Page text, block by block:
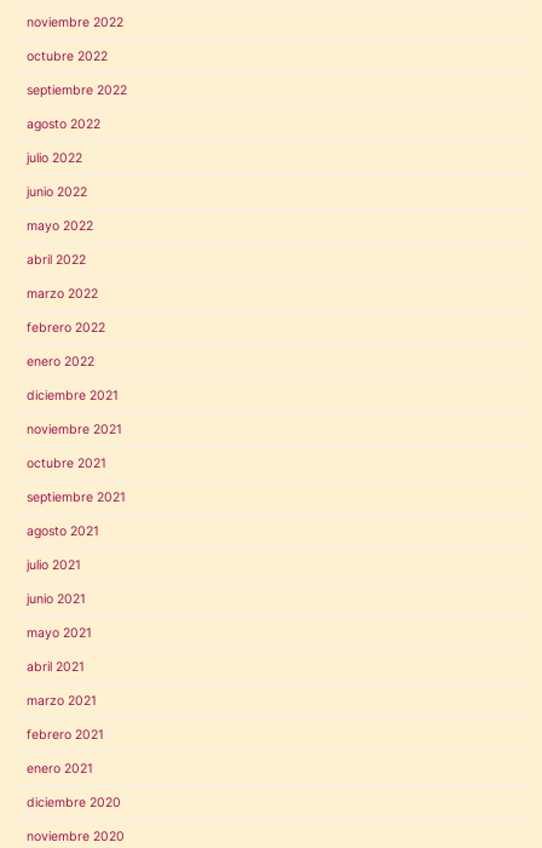
noviembre 2022
octubre 2022
septiembre 2022
agosto 2022
julio 2022
junio 2022
mayo 2022
abril 2022
marzo 2022
febrero 2022
enero 2022
diciembre 2021
noviembre 2021
octubre 2021
septiembre 2021
agosto 2021
julio 2021
junio 2021
mayo 2021
abril 2021
marzo 2021
febrero 2021
enero 2021
diciembre 2020
noviembre 2020